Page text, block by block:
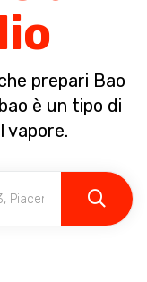
prepari Bao
è un tipo di
vapore.